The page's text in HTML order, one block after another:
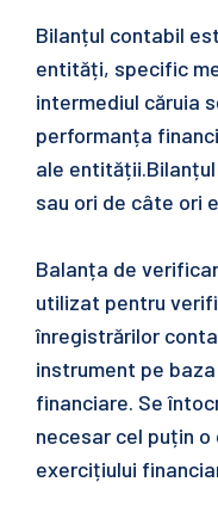
Bilanțul contabil
entități, specific
intermediul căruia
performanța
ale
sau ori de câte ori
Balanța de
utilizat pentru
înregistrărilor
instrument pe
financiare. Se
necesar cel puțin
exercițiului